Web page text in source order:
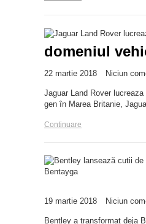
domeniul
22 martie 2018 Niciun
Jaguar Land Rover
gen în Marea Britanie,
Continuare
19 martie 2018 Niciun
Bentley a transformat deja